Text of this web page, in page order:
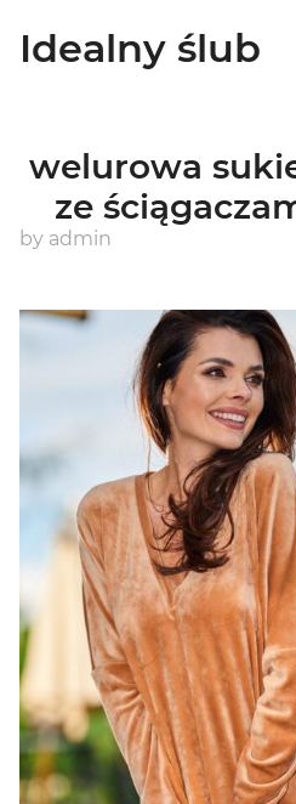
Idealny ślub
Blog
Koszyk
welurowa
ze
by admin